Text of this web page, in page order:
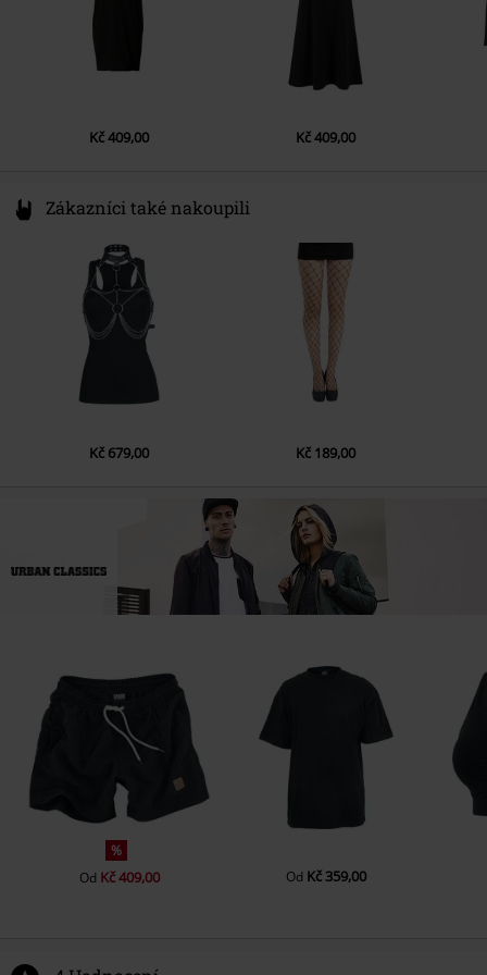
Kč 409,00 Kč 409,00
Zákazníci také nakoupili
Kč 679,00 Kč 189,00
%
Od Kč 409,00 Od Kč 359,00